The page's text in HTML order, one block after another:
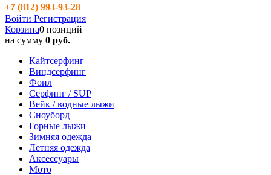
+7 (812) 993-93-28
Войти Регистрация
Корзина0 позиций
на сумму 0 руб.
Кайтсерфинг
Виндсерфинг
Фоил
Серфинг / SUP
Вейк / водные лыжи
Сноуборд
Горные лыжи
Зимняя одежда
Летняя одежда
Аксессуары
Мото